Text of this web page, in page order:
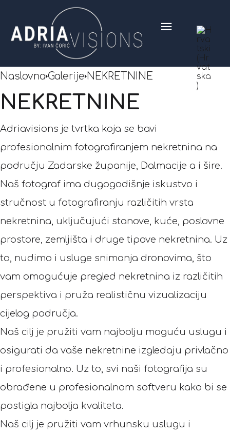
Naslovna Galerije NEKRETNINE
NEKRETNINE
Adriavisions je tvrtka koja se bavi
profesionalnim fotografiranjem nekretnina na
području Zadarske županije, Dalmacije a i šire.
Naš fotograf ima dugogodišnje iskustvo i
stručnost u fotografiranju različitih vrsta
nekretnina, uključujući stanove, kuće, poslovne
prostore, zemljišta i druge tipove nekretnina. Uz
to, nudimo i usluge snimanja dronovima, što
vam omogućuje pregled nekretnina iz različitih
perspektiva i pruža realističnu vizualizaciju
cijelog područja.
Naš cilj je pružiti vam najbolju moguću uslugu i
osigurati da vaše nekretnine izgledaju privlačno
i profesionalno. Uz to, svi naši fotografija su
obrađene u profesionalnom softveru kako bi se
postigla najbolja kvaliteta.
Naš cilj je pružiti vam vrhunsku uslugu i